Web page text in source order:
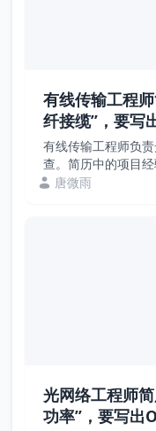
有线传输工程
纤接缆”，要写
有线传输工程师负
查。简历中的项目经
缺乏量化成果。招
唐微雨
光网络工程师
功率”，要写出